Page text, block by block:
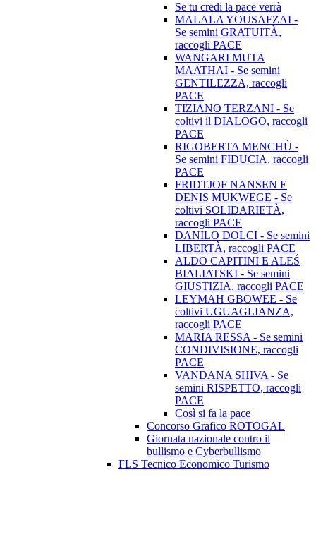
Se tu credi la pace verrà
MALALA YOUSAFZAI -
Se semini GRATUITÀ,
raccogli PACE
WANGARI MUTA
MAATHAI - Se semini
GENTILEZZA, raccogli
PACE
TIZIANO TERZANI - Se
coltivi il DIALOGO, raccogli
PACE
RIGOBERTA MENCHÙ -
Se semini FIDUCIA, raccogli
PACE
FRIDTJOF NANSEN E
DENIS MUKWEGE - Se
coltivi SOLIDARIETÀ,
raccogli PACE
DANILO DOLCI - Se semini
LIBERTÀ, raccogli PACE
ALDO CAPITINI E ALEŚ
BIALIATSKI - Se semini
GIUSTIZIA, raccogli PACE
LEYMAH GBOWEE - Se
coltivi UGUAGLIANZA,
raccogli PACE
MARIA RESSA - Se semini
CONDIVISIONE, raccogli
PACE
VANDANA SHIVA - Se
semini RISPETTO, raccogli
PACE
Così si fa la pace
Concorso Grafico ROTOGAL
Giornata nazionale contro il
bullismo e Cyberbullismo
FLS Tecnico Economico Turismo